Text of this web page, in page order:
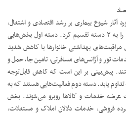
آثار شیوع بیماری بر رشد اقتصادی و اشتغال،
بخش‌های اقتصادی متاثر از کرونا را به ۳ دسته تقسیم کرد. دسته اول بخش‌هایی
مراقبت‌های بهداشتی خانوارها با کاهش شدید
تور و آژانس‌های مسافرتی، تامین جا، حمل و
پیش‌بینی بر این است که کاهش قابل‌توجه
یابد. دسته دوم فعالیت‌هایی هستند که به
عرضه خدمات و کالاها روبرو می‌شوند. بخش
فروشی، خدمات دلالان املاک و مستغلات،